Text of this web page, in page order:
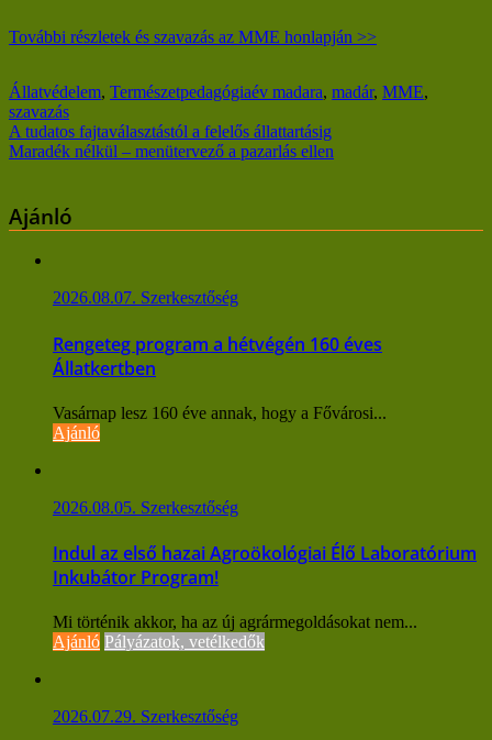
További részletek és szavazás az MME honlapján >>
Állatvédelem, Természetpedagógiaév madara, madár, MME,
szavazás
Bejegyzés
A tudatos fajtaválasztástól a felelős állattartásig
Maradék nélkül – menütervező a pazarlás ellen
Ajánló
2026.08.07. Szerkesztőség
Rengeteg program a hétvégén 160 éves
Állatkertben
Vasárnap lesz 160 éve annak, hogy a Fővárosi...
Ajánló
2026.08.05. Szerkesztőség
Indul az első hazai Agroökológiai Élő Laboratórium
Inkubátor Program!
Mi történik akkor, ha az új agrármegoldásokat nem...
Ajánló Pályázatok, vetélkedők
2026.07.29. Szerkesztőség